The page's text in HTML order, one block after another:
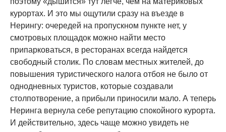
курортах. И это мы ощутили сразу на въезде в
Нерингу: очередей на пропускном пункте нет, у
смотровых площадок можно найти место
припарковаться, в ресторанах всегда найдется
свободный столик. По словам местных жителей, до
повышения туристического налога отбоя не было от
однодневных туристов, которые создавали
столпотворение, а прибыли приносили мало. А теперь
Неринга вернула себе репутацию спокойного курорта.
И действительно, здесь чаще можно увидеть не